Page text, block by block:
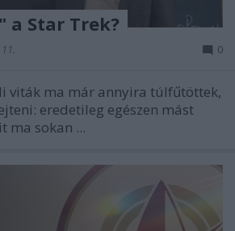
a Star Trek?
0
viták ma már annyira túlfűtöttek,
eredetileg egészen mást
ma sokan ...